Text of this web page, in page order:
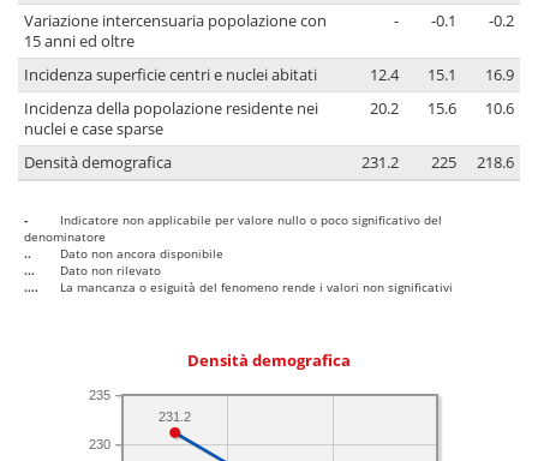
Variazione intercensuaria popolazione con
15 anni ed oltre
- -0.1 -0.2
Incidenza superficie centri e nuclei abitati 12.4 15.1
16.9
Incidenza della popolazione residente nei
nuclei e case sparse
20.2 15.6 10.6
Densità demografica 231.2 225 218.6
-
Indicatore non applicabile per valore nullo o poco significativo del
denominatore
..
Dato non ancora disponibile
...
Dato non rilevato
....
La mancanza o esiguità del fenomeno rende i valori non significativi
Densità demografica
230
235
231.2